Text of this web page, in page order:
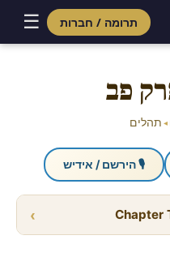
תרומה / חברות ☰
פב
◂ תהלים
🎙 הירשם / אידיש
›